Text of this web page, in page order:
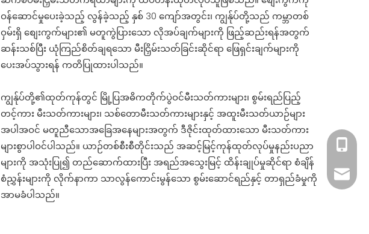
ဝန်ဆောင်မှုပေးခဲ့သည့် လွန်ခဲ့သည့် နှစ် 30 ကျော်အတွင်း၊ ကျွန်ုပ်တို့သည် ကမ္ဘာတစ်
ဝှမ်းရှိ စျေးကွက်များ၏ မတူကွဲပြားသော လိုအပ်ချက်များကို ဖြည့်ဆည်းရန်အတွက်
ဆန်းသစ်ပြီး ယုံကြည်စိတ်ချရသော မီးငြှိမ်းသတ်ခြင်းဆိုင်ရာ ဖြေရှင်းချက်များကို
ပေးအပ်သွားရန် ကတိပြုထားပါသည်။
ကျွန်ုပ်တို့၏ထုတ်ကုန်တွင် မြို့ပြအဓိကတိုက်ပွဲဝင်မီးသတ်ကားများ၊ စွမ်းရည်ပြည့်
တင့်ကား မီးသတ်ကားများ၊ သစ်တောမီးသတ်ကားများနှင့် အထူးမီးသတ်ယာဉ်များ
အပါအဝင် မတူညီသောအခြေအနေများအတွက် ဒီဇိုင်းထုတ်ထားသော မီးသတ်ကား
များစွာပါဝင်ပါသည်။ ယာဉ်တစ်စီးစီတိုင်းသည် အဆင့်မြင့်ကုန်ထုတ်လုပ်မှုနည်းပညာ
များကို အသုံးပြု၍ တည်ဆောက်ထားပြီး အရည်အသွေးမြင့် ထိန်းချုပ်မှုဆိုင်ရာ စံချိန်
စံညွှန်းများကို လိုက်နာကာ သာလွန်ကောင်းမွန်သော စွမ်းဆောင်ရည်နှင့် တာရှည်ခံမှုကို
အာမခံပါသည်။
+86